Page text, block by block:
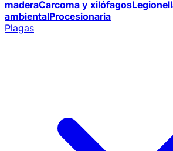
maderaCarcoma y xilófagos
ambientalProcesionaria
Plagas